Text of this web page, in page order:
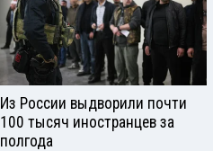
Из России выдворили почти
100 тысяч иностранцев за
полгода